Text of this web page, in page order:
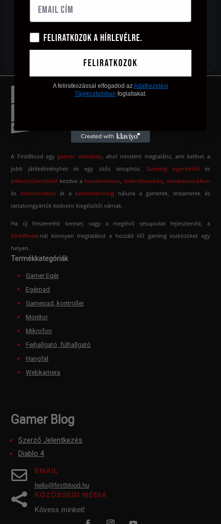
No products were found matching your
selection.
A FirstBlood egygamer webshop, ahol mindent megtalálsz, ami kellhet a
jobb játékélményhez és egy ütős setuphoz. Gaming egerektőlés
billentyűzetektől kezdve a headseteken, mikrofonokon, webkamerákon
és monitorokonát a kontrollerekig nálunk a gamerek, streamerek és
tartalomgyártók kedvenc kiegészítői várnak.
Ha új felszerelést keresel, vagy a meglévő setupodat fejlesztenéd, a
FirstBlood-nál könnyen megtalálod a hozzád illő gaming eszközöket egy
helyen.
Termékkategóriák
Gamer Egér
Egérpad
Gamepad, kontroller
Monitor
Mikrofon
Fejhallgató, fülhallgató
Hangfal
Webkamera
Gamer Blog
Szerző Jelentkezés
Diablo 4
 EMAIL
hello@firstblood.hu
 KÖZÖSSÉGI MÉDIA
Kövess minket!
Feliratkozok a hírlevélre.
Feliratkozok
A feliratkozással elfogadod azAdatkezelési
Tájékoztatóban foglaltakat.